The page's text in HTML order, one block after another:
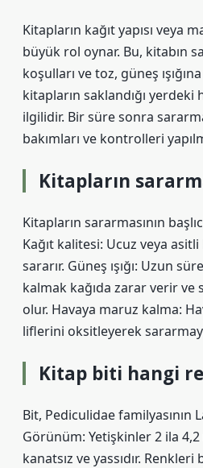
Kitapların kağıt yapısı veya
büyük rol oynar. Bu, kitabın
koşulları ve toz, güneş
kitapların saklandığı yerdeki
ilgilidir. Bir süre sonra
bakımları ve kontrolleri
Kitapların
Kitapların sararmasının
Kağıt kalitesi: Ucuz veya
sararır. Güneş ışığı: Uzun
kalmak kağıda zarar verir ve
olur. Havaya maruz kalma:
liflerini oksitleyerek
Kitap biti hangi
Bit, Pediculidae familyasının
Görünüm: Yetişkinler 2 ila
kanatsız ve yassıdır. Renkleri